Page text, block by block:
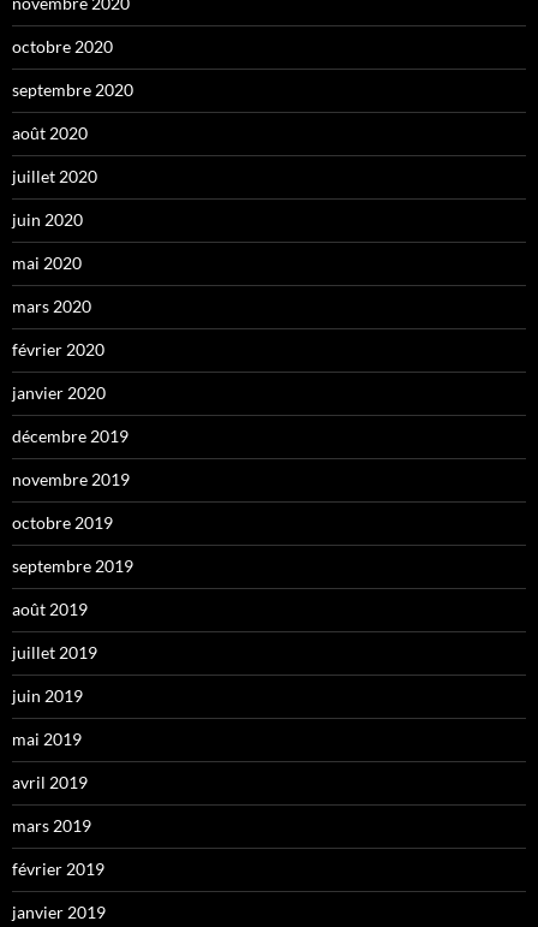
octobre 2020
septembre 2020
août 2020
juillet 2020
juin 2020
mai 2020
mars 2020
février 2020
janvier 2020
décembre 2019
novembre 2019
octobre 2019
septembre 2019
août 2019
juillet 2019
juin 2019
mai 2019
avril 2019
mars 2019
février 2019
janvier 2019